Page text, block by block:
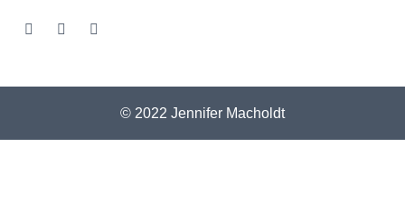
© 2022 Jennifer Macholdt